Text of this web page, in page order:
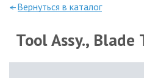
—Вернуться в каталог
Tool Assy., Blade